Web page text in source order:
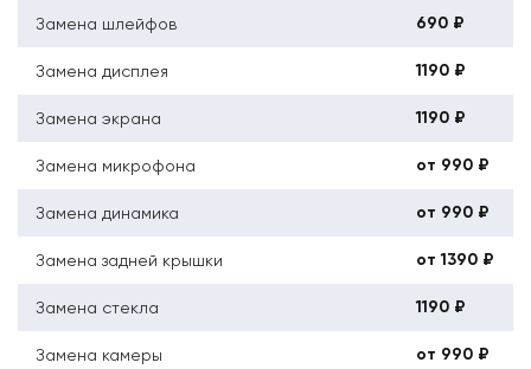
Замена шлейфов 690 ₽
Замена дисплея 1190 ₽
Замена экрана 1190 ₽
Замена микрофона от 990 ₽
Замена динамика от 990 ₽
Замена задней крышки от 1390 ₽
Замена стекла 1190 ₽
Замена камеры от 990 ₽